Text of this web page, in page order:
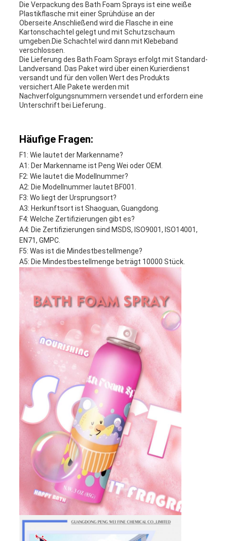
Die Verpackung des Bath Foam Sprays ist eine weiße
Plastikflasche mit einer Sprühdüse an der
Oberseite.Anschließend wird die Flasche in eine
Kartonschachtel gelegt und mit Schutzschaum
umgeben.Die Schachtel wird dann mit Klebeband
verschlossen.
Die Lieferung des Bath Foam Sprays erfolgt mit Standard-
Landversand. Das Paket wird über einen Kurierdienst
versandt und für den vollen Wert des Produkts
versichert.Alle Pakete werden mit
Nachverfolgungsnummern versendet und erfordern eine
Unterschrift bei Lieferung..
Häufige Fragen:
F1: Wie lautet der Markenname?
A1: Der Markenname ist Peng Wei oder OEM.
F2: Wie lautet die Modellnummer?
A2: Die Modellnummer lautet BF001.
F3: Wo liegt der Ursprungsort?
A3: Herkunftsort ist Shaoguan, Guangdong.
F4: Welche Zertifizierungen gibt es?
A4: Die Zertifizierungen sind MSDS, ISO9001, ISO14001,
EN71, GMPC.
F5: Was ist die Mindestbestellmenge?
A5: Die Mindestbestellmenge beträgt 10000 Stück.